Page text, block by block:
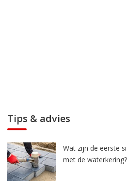
Tips & advies
Wat zijn de eerste
met de waterkering?